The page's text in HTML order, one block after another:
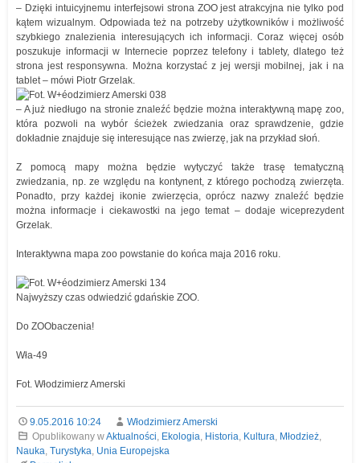
– Dzięki intuicyjnemu interfejsowi strona ZOO jest atrakcyjna nie tylko pod
kątem wizualnym. Odpowiada też na potrzeby użytkowników i możliwość
szybkiego znalezienia interesujących ich informacji. Coraz więcej osób
poszukuje informacji w Internecie poprzez telefony i tablety, dlatego też
strona jest responsywna. Można korzystać z jej wersji mobilnej, jak i na
tablet – mówi Piotr Grzelak.
– A już niedługo na stronie znaleźć będzie można interaktywną mapę zoo,
która pozwoli na wybór ścieżek zwiedzania oraz sprawdzenie, gdzie
dokładnie znajduje się interesujące nas zwierzę, jak na przykład słoń.
Z pomocą mapy można będzie wytyczyć także trasę tematyczną
zwiedzania, np. ze względu na kontynent, z którego pochodzą zwierzęta.
Ponadto, przy każdej ikonie zwierzęcia, oprócz nazwy znaleźć będzie
można informacje i ciekawostki na jego temat – dodaje wiceprezydent
Grzelak.
Interaktywna mapa zoo powstanie do końca maja 2016 roku.
Najwyższy czas odwiedzić gdańskie ZOO.
Do ZOObaczenia!
Wła-49
Fot. Włodzimierz Amerski
9.05.2016 10:24
Włodzimierz Amerski
Opublikowany wAktualności, Ekologia, Historia, Kultura, Młodzież,
Nauka, Turystyka, Unia Europejska